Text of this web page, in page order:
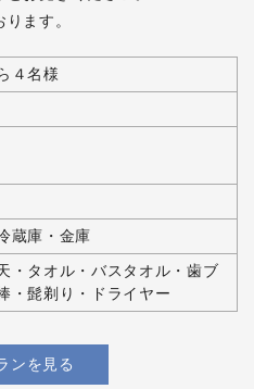
ます。
４名様
蔵庫・金庫
・タオル・バスタオル・歯ブ
・髭剃り・ドライヤー
ンを見る